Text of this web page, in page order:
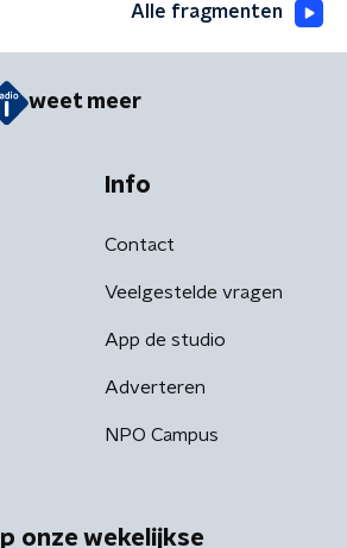
Alle fragmenten
weet meer
Info
Contact
Veelgestelde vragen
App de studio
Adverteren
NPO Campus
onze wekelijkse